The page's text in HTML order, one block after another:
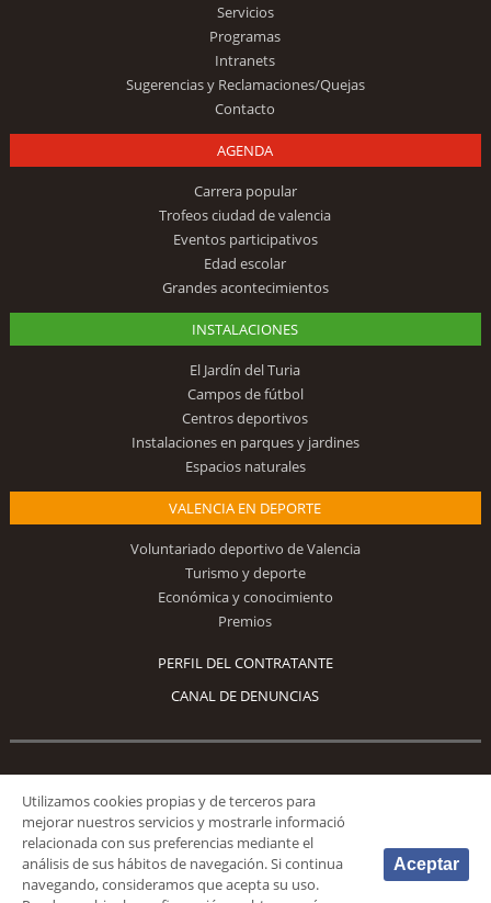
Servicios
Programas
Intranets
Sugerencias y Reclamaciones/Quejas
Contacto
AGENDA
Carrera popular
Trofeos ciudad de valencia
Eventos participativos
Edad escolar
Grandes acontecimientos
INSTALACIONES
El Jardín del Turia
Campos de fútbol
Centros deportivos
Instalaciones en parques y jardines
Espacios naturales
VALENCIA EN DEPORTE
Voluntariado deportivo de Valencia
Turismo y deporte
Económica y conocimiento
Premios
PERFIL DEL CONTRATANTE
CANAL DE DENUNCIAS
Síguenos
Utilizamos cookies propias y de terceros para
mejorar nuestros servicios y mostrarle informació
relacionada con sus preferencias mediante el
análisis de sus hábitos de navegación. Si continua
navegando, consideramos que acepta su uso.
Aceptar